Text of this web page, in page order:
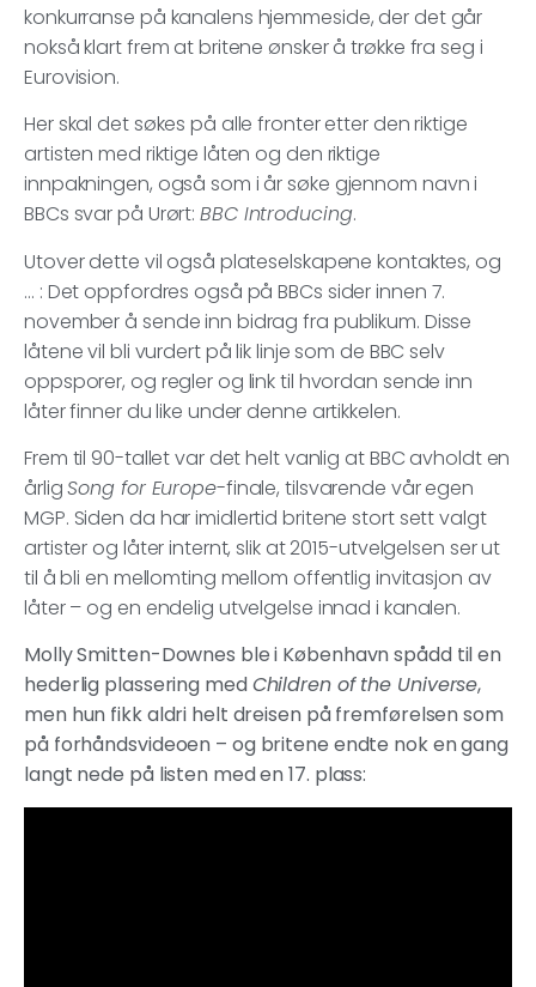
konkurranse på kanalens hjemmeside, der det går
nokså klart frem at britene ønsker å trøkke fra seg i
Eurovision.
Her skal det søkes på alle fronter etter den riktige
artisten med riktige låten og den riktige
innpakningen, også som i år søke gjennom navn i
BBCs svar på Urørt: BBC Introducing.
Utover dette vil også plateselskapene kontaktes, og
… : Det oppfordres også på BBCs sider innen 7.
november å sende inn bidrag fra publikum. Disse
låtene vil bli vurdert på lik linje som de BBC selv
oppsporer, og regler og link til hvordan sende inn
låter finner du like under denne artikkelen.
Frem til 90-tallet var det helt vanlig at BBC avholdt en
årligSong for Europe-finale, tilsvarende vår egen
MGP. Siden da har imidlertid britene stort sett valgt
artister og låter internt, slik at 2015-utvelgelsen ser ut
til å bli en mellomting mellom offentlig invitasjon av
låter – og en endelig utvelgelse innad i kanalen.
Molly Smitten-Downes ble i København spådd til en
hederlig plassering medChildren of the Universe,
men hun fikk aldri helt dreisen på fremførelsen som
på forhåndsvideoen – og britene endte nok en gang
langt nede på listen med en 17. plass: